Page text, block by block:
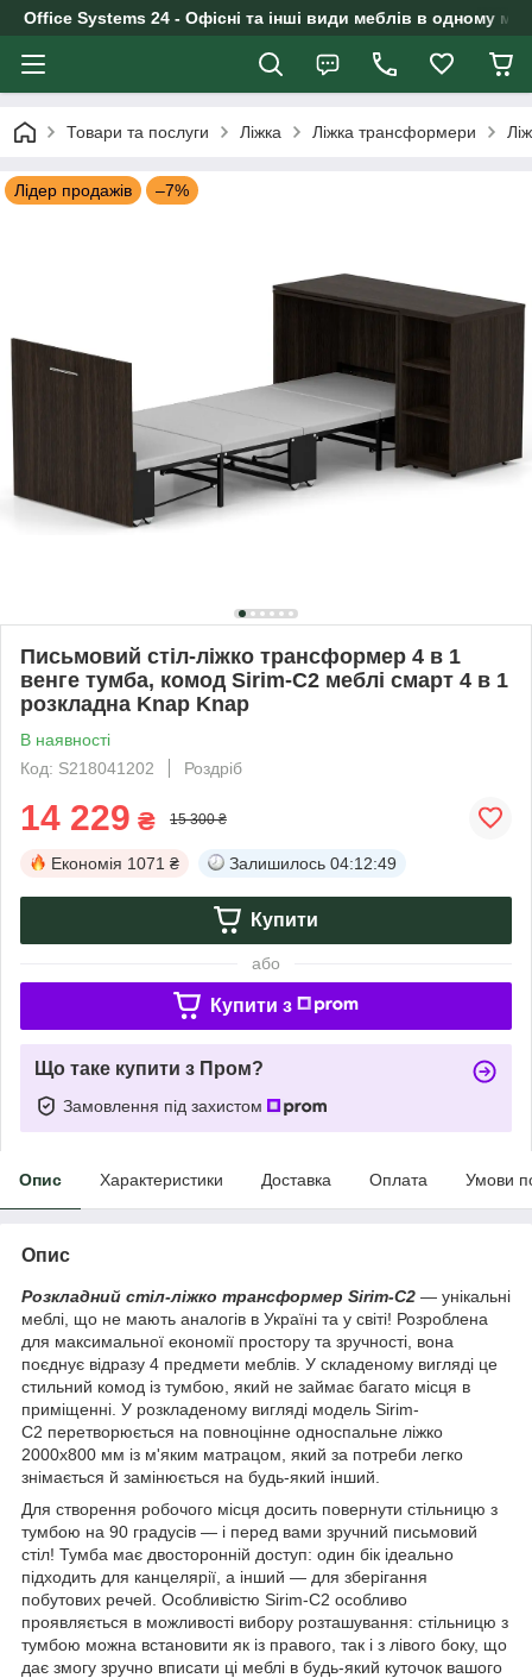
Office Systems 24 - Офісні та інші види меблів в одному
Товари та послуги Ліжка Ліжка трансформери
Лідер продажів –7%
Письмовий стіл-ліжко трансформер 4 в 1
венге тумба, комод Sirim-C2 меблі смарт 4 в 1
розкладна Knap Knap
В наявності
Код: S218041202
Роздріб
14 229 ₴ 15 300 ₴
Економія 1071 ₴ Залишилось 04:12:49
Купити
або
Купити з
Що таке купити з Пром?
Замовлення під захистом
Опис Характеристики Доставка Оплата Умови
Опис
Розкладний стіл-ліжко трансформер Sirim-C2 — унікальні
меблі, що не мають аналогів в Україні та у світі! Розроблена
для максимальної економії простору та зручності, вона
поєднує відразу 4 предмети меблів. У складеному вигляді це
стильний комод із тумбою, який не займає багато місця в
приміщенні. У розкладеному вигляді модель Sirim-
C2 перетворюється на повноцінне односпальне ліжко
2000х800 мм із м'яким матрацом, який за потреби легко
знімається й замінюється на будь-який інший.
Для створення робочого місця досить повернути стільницю з
тумбою на 90 градусів — і перед вами зручний письмовий
стіл! Тумба має двосторонній доступ: один бік ідеально
підходить для канцелярії, а інший — для зберігання
побутових речей. Особливістю Sirim-C2 особливо
проявляється в можливості вибору розташування: стільницю з
тумбою можна встановити як із правого, так і з лівого боку, що
дає змогу зручно вписати ці меблі в будь-який куточок вашого